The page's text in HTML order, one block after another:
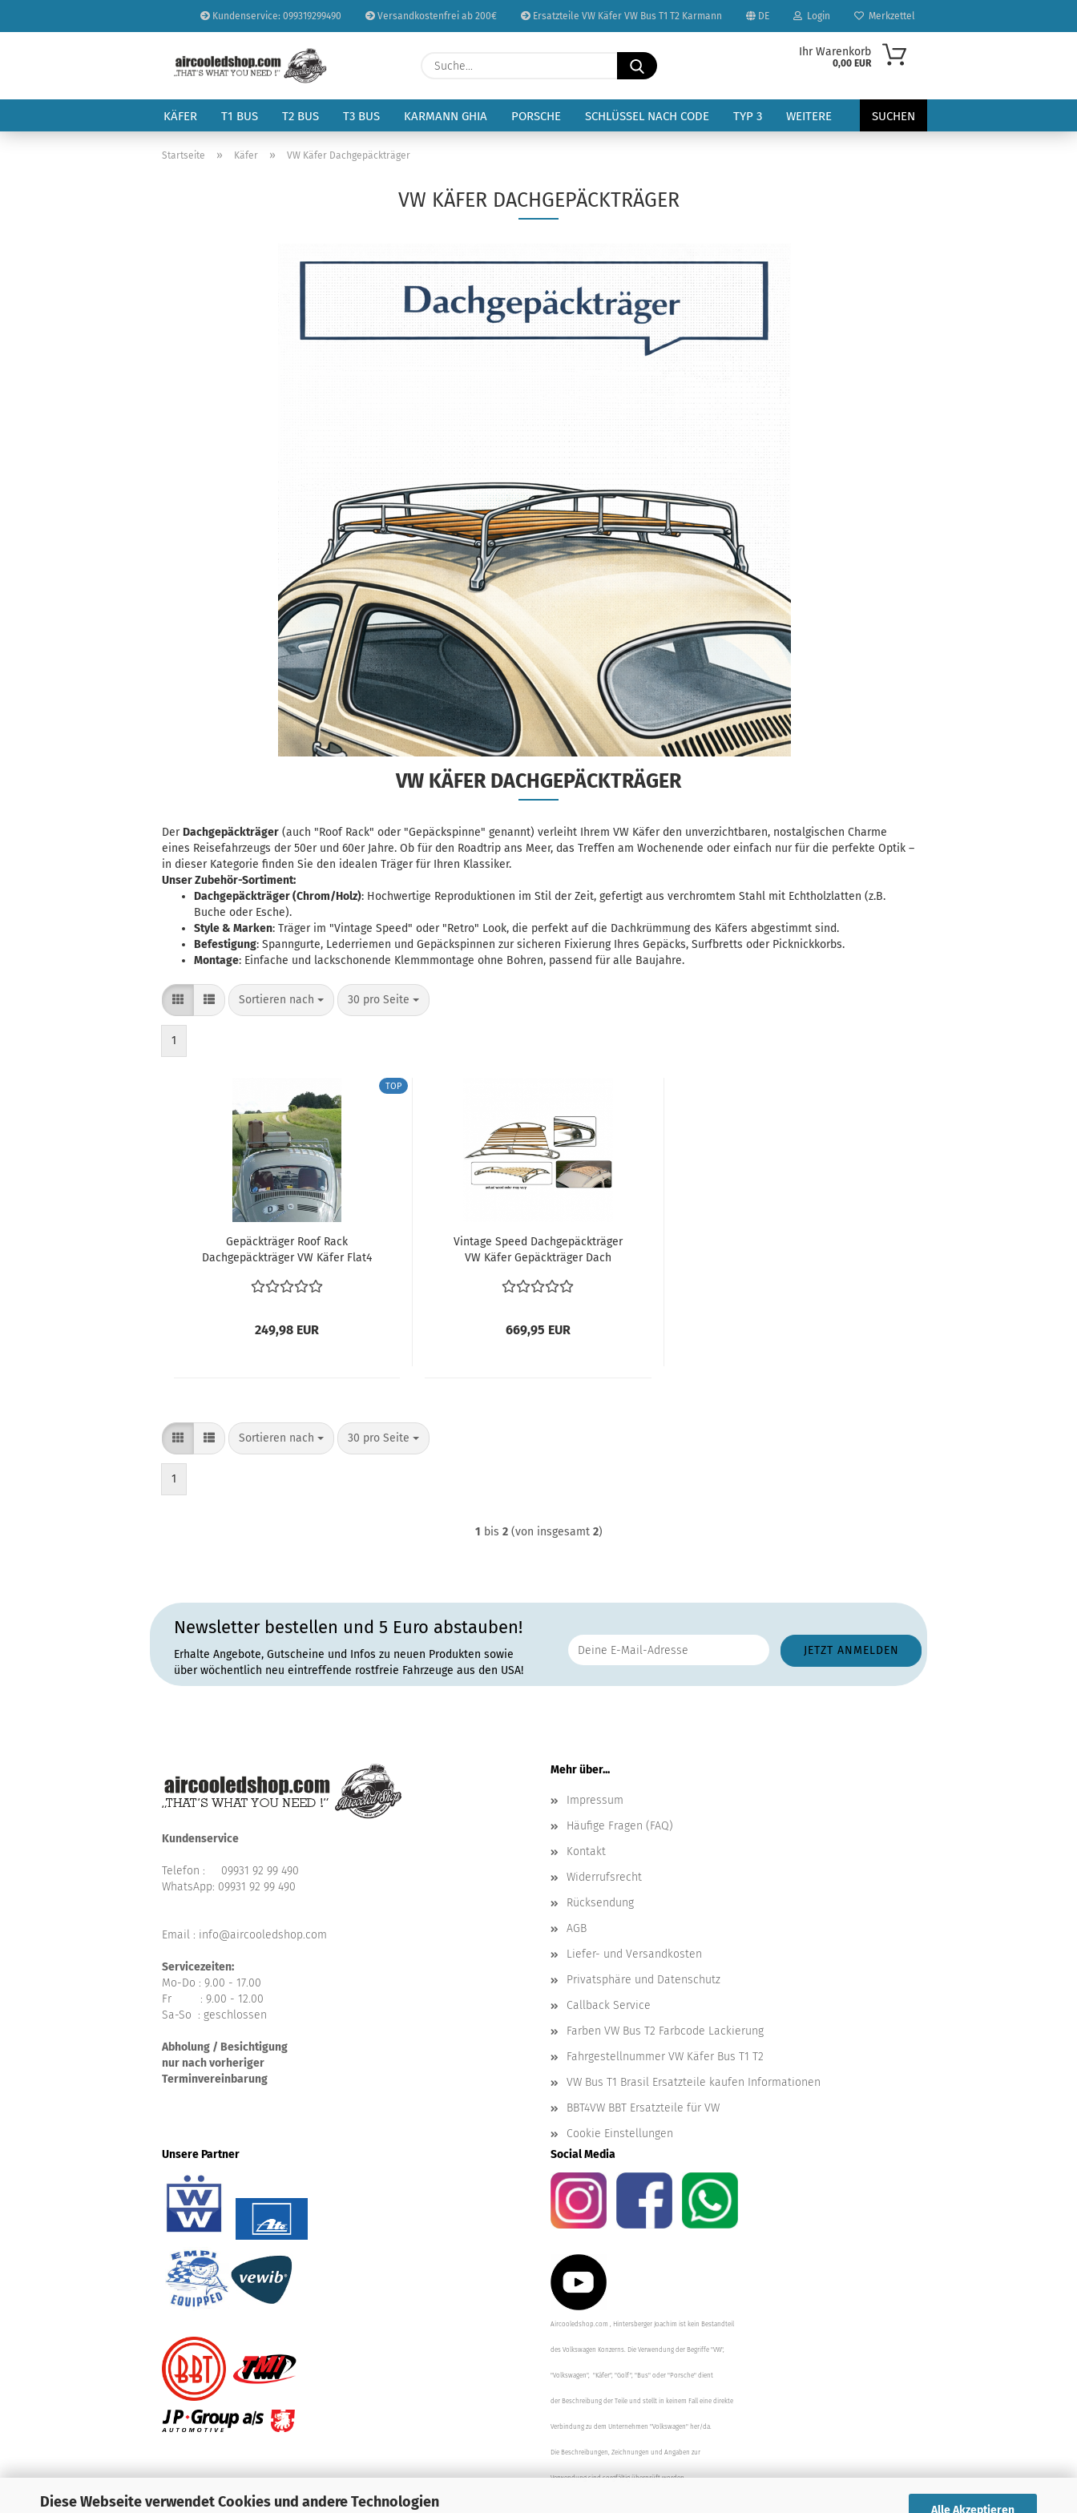
Diese Webseite verwendet Cookies und andere Technologien Alle Akzeptieren
Kundenservice: 099319299490 Versandkostenfrei ab 200€ Ersatzteile VW Käfer VW Bus T1 T2 Karmann DE
Sprache auswählen
Lieferland
Login
Passwort vergessen?
Merkzettel
Suche...
Ihr Warenkorb
0,00 EUR
KÄFER T1 BUS T2 BUS T3 BUS KARMANN GHIA PORSCHE SCHLÜSSEL NACH CODE TYP 3 SUCHEN
WEITERE
Startseite » Käfer » VW Käfer Dachgepäckträger
VW KÄFER DACHGEPÄCKTRÄGER
VW KÄFER DACHGEPÄCKTRÄGER
Der Dachgepäckträger (auch "Roof Rack" oder "Gepäckspinne" genannt) verleiht Ihrem VW Käfer den unverzichtbaren, nostalgischen Charme
eines Reisefahrzeugs der 50er und 60er Jahre. Ob für den Roadtrip ans Meer, das Treffen am Wochenende oder einfach nur für die perfekte Optik –
in dieser Kategorie finden Sie den idealen Träger für Ihren Klassiker.
Unser Zubehör-Sortiment:
Dachgepäckträger (Chrom/Holz): Hochwertige Reproduktionen im Stil der Zeit, gefertigt aus verchromtem Stahl mit Echtholzlatten (z.B.
Buche oder Esche).
Style & Marken: Träger im "Vintage Speed" oder "Retro" Look, die perfekt auf die Dachkrümmung des Käfers abgestimmt sind.
Befestigung: Spanngurte, Lederriemen und Gepäckspinnen zur sicheren Fixierung Ihres Gepäcks, Surfbretts oder Picknickkorbs.
Montage: Einfache und lackschonende Klemmmontage ohne Bohren, passend für alle Baujahre.
Sortieren nach
Sortieren nach 30 pro Seite
pro Seite
1
TOP
Gepäckträger Roof Rack
Dachgepäckträger VW Käfer Flat4
249,98 EUR
Vintage Speed Dachgepäckträger
VW Käfer Gepäckträger Dach
669,95 EUR
Sortieren nach
Sortieren nach 30 pro Seite
pro Seite
1
1 bis 2(von insgesamt 2)
Newsletter bestellen und 5 Euro abstauben!
Erhalte Angebote, Gutscheine und Infos zu neuen Produkten sowie
über wöchentlich neu eintreffende rostfreie Fahrzeuge aus den USA!
Kundenservice
Telefon : 09931 92 99 490
WhatsApp: 09931 92 99 490
Email : info@aircooledshop.com
Servicezeiten:
Mo-Do : 9.00 - 17.00
Fr : 9.00 - 12.00
Sa-So : geschlossen
Abholung / Besichtigung
nur nach vorheriger
Terminvereinbarung
Mehr über...
Impressum
Häufige Fragen (FAQ)
Kontakt
Widerrufsrecht
Rücksendung
AGB
Liefer- und Versandkosten
Privatsphäre und Datenschutz
Callback Service
Farben VW Bus T2 Farbcode Lackierung
Fahrgestellnummer VW Käfer Bus T1 T2
VW Bus T1 Brasil Ersatzteile kaufen Informationen
BBT4VW BBT Ersatzteile für VW
Cookie Einstellungen
Unsere Partner
Social Media
Aircooledshop.com , Hintersberger Joachim ist kein Bestandteil
des Volkswagen Konzerns. Die Verwendung der Begriffe "VW",
"Volkswagen", "Käfer", "Golf", "Bus" oder "Porsche" dient
der Beschreibung der Teile und stellt in keinem Fall eine direkte
Verbindung zu dem Unternehmen "Volkswagen" her/da.
Die Beschreibungen, Zeichnungen und Angaben zur
Verwendung sind sorgfältig überprüft worden.